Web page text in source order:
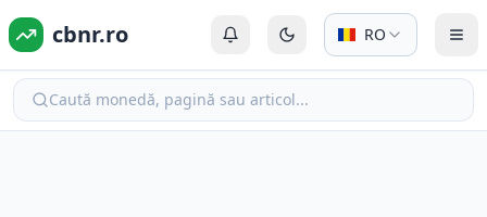
cbnr.ro Autentificare sau Înregistrare
Comută la modul întunecat
RO
Caută monedă, pagină sau articol...